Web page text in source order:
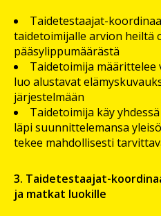
Taidetestaajat-
taidetoimijalle arvion heiltä
pääsylippumäärästä
Taidetoimija
luo alustavat
järjestelmään
Taidetoimija käy
läpi suunnittelemansa
tekee mahdollisesti
3. Taidetestaajat-
ja matkat luokille